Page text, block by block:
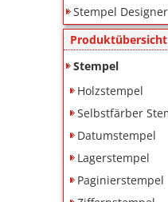
Stempel Designer
Produktübersicht
Stempel
Holzstempel
Selbstfärber
Datumstempel
Lagerstempel
Paginierstempel